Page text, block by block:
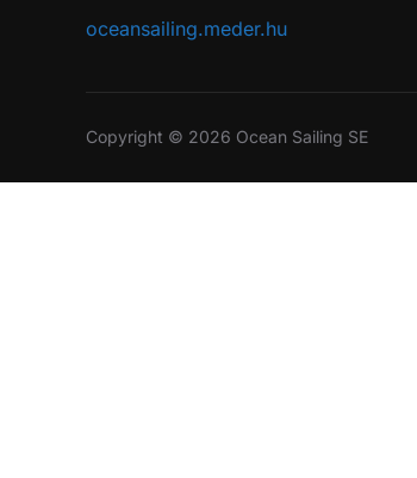
oceansailing.meder.hu
Copyright © 2026 Ocean Sailing SE